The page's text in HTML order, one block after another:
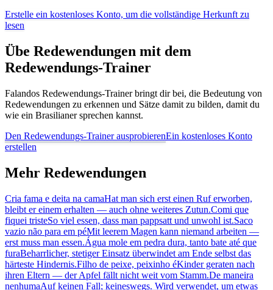
Erstelle ein kostenloses Konto, um die vollständige Herkunft zu
lesen
Übe Redewendungen mit dem
Redewendungs-Trainer
Falandos Redewendungs-Trainer bringt dir bei, die Bedeutung von
Redewendungen zu erkennen und Sätze damit zu bilden, damit du
wie ein Brasilianer sprechen kannst.
Den Redewendungs-Trainer ausprobierenEin kostenloses Konto
erstellen
Mehr Redewendungen
Cria fama e deita na camaHat man sich erst einen Ruf erworben,
bleibt er einem erhalten — auch ohne weiteres Zutun.Comi que
fiquei tristeSo viel essen, dass man pappsatt und unwohl ist.Saco
vazio não para em péMit leerem Magen kann niemand arbeiten —
erst muss man essen.Água mole em pedra dura, tanto bate até que
furaBeharrlicher, stetiger Einsatz überwindet am Ende selbst das
härteste Hindernis.Filho de peixe, peixinho éKinder geraten nach
ihren Eltern — der Apfel fällt nicht weit vom Stamm.De maneira
nenhumaAuf keinen Fall; keineswegs. Wird verwendet, um etwas